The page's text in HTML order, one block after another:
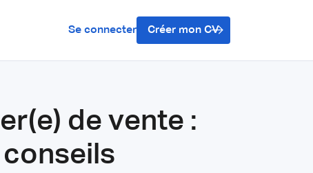
Se connecter Créer mon CV
de vente :